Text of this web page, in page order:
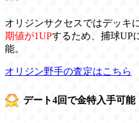
オリジンサクセスではデッキ
期値が1UPするため、捕球UP
能。
オリジン野手の査定はこちら
デート4回で金特入手可能